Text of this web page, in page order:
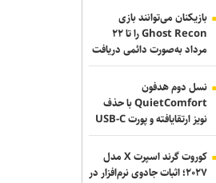
صربستان| یزدانی با عبور
رسید
تیم ملی آب‌های آرام: به
دارم/ توانایی کسب مدال را
ملی‌پوشان نیراندازی
بازیکنان می‌توانند بازی
Ghost Recon را تا ۲۲
مرداد به‌صورت دائمی دریافت
کنند
نسل دوم هدفون
QuietComfort با حذف
نویز ارتقایافته و پورت USB-C
عرضه شد
کوروت گرند اسپرت X مدل
۲۰۲۷؛ اثبات جادوی نرم‌افزار در